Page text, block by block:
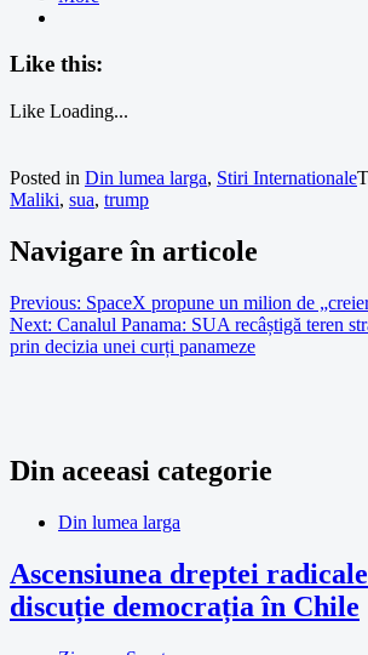
Like this:
Like Loading...
Posted in Din lumea larga, Stiri Internationale
Maliki, sua, trump
Navigare în articole
Previous: SpaceX propune un milion de
Next: Canalul Panama: SUA recâștigă teren
prin decizia unei curți panameze
Din aceeasi categorie
Din lumea larga
Ascensiunea dreptei
discuție democrația în Chile